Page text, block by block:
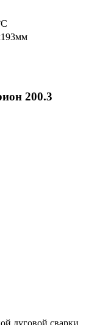
200.3
дуговой сварки